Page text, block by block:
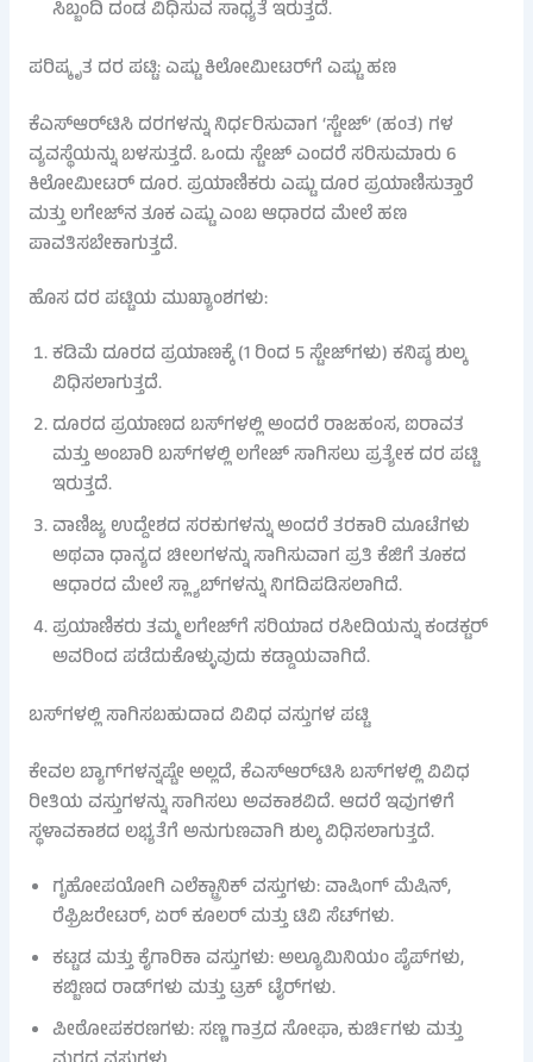
ಸಿಬ್ಬಂದಿ ದಂಡ ವಿಧಿಸುವ ಸಾಧ್ಯತೆ ಇರುತ್ತದೆ.
ಪರಿಷ್ಕೃತ ದರ ಪಟ್ಟಿ: ಎಷ್ಟು ಕಿಲೋಮೀಟರ್‌ಗೆ ಎಷ್ಟು ಹಣ
ಕೆಎಸ್ಆರ್‌ಟಿಸಿ ದರಗಳನ್ನು ನಿರ್ಧರಿಸುವಾಗ ‘ಸ್ಟೇಜ್’ (ಹಂತ) ಗಳ
ವ್ಯವಸ್ಥೆಯನ್ನು ಬಳಸುತ್ತದೆ. ಒಂದು ಸ್ಟೇಜ್ ಎಂದರೆ ಸರಿಸುಮಾರು 6
ಕಿಲೋಮೀಟರ್ ದೂರ. ಪ್ರಯಾಣಿಕರು ಎಷ್ಟು ದೂರ ಪ್ರಯಾಣಿಸುತ್ತಾರೆ
ಮತ್ತು ಲಗೇಜ್‌ನ ತೂಕ ಎಷ್ಟು ಎಂಬ ಆಧಾರದ ಮೇಲೆ ಹಣ
ಪಾವತಿಸಬೇಕಾಗುತ್ತದೆ.
ಹೊಸ ದರ ಪಟ್ಟಿಯ ಮುಖ್ಯಾಂಶಗಳು:
ಕಡಿಮೆ ದೂರದ ಪ್ರಯಾಣಕ್ಕೆ (1 ರಿಂದ 5 ಸ್ಟೇಜ್‌ಗಳು) ಕನಿಷ್ಠ ಶುಲ್ಕ
ವಿಧಿಸಲಾಗುತ್ತದೆ.
ದೂರದ ಪ್ರಯಾಣದ ಬಸ್‌ಗಳಲ್ಲಿ ಅಂದರೆ ರಾಜಹಂಸ, ಐರಾವತ
ಮತ್ತು ಅಂಬಾರಿ ಬಸ್‌ಗಳಲ್ಲಿ ಲಗೇಜ್ ಸಾಗಿಸಲು ಪ್ರತ್ಯೇಕ ದರ ಪಟ್ಟಿ
ಇರುತ್ತದೆ.
ವಾಣಿಜ್ಯ ಉದ್ದೇಶದ ಸರಕುಗಳನ್ನು ಅಂದರೆ ತರಕಾರಿ ಮೂಟೆಗಳು
ಅಥವಾ ಧಾನ್ಯದ ಚೀಲಗಳನ್ನು ಸಾಗಿಸುವಾಗ ಪ್ರತಿ ಕೆಜಿಗೆ ತೂಕದ
ಆಧಾರದ ಮೇಲೆ ಸ್ಲ್ಯಾಬ್‌ಗಳನ್ನು ನಿಗದಿಪಡಿಸಲಾಗಿದೆ.
ಪ್ರಯಾಣಿಕರು ತಮ್ಮ ಲಗೇಜ್‌ಗೆ ಸರಿಯಾದ ರಸೀದಿಯನ್ನು ಕಂಡಕ್ಟರ್
ಅವರಿಂದ ಪಡೆದುಕೊಳ್ಳುವುದು ಕಡ್ಡಾಯವಾಗಿದೆ.
ಬಸ್‌ಗಳಲ್ಲಿ ಸಾಗಿಸಬಹುದಾದ ವಿವಿಧ ವಸ್ತುಗಳ ಪಟ್ಟಿ
ಕೇವಲ ಬ್ಯಾಗ್‌ಗಳನ್ನಷ್ಟೇ ಅಲ್ಲದೆ, ಕೆಎಸ್ಆರ್‌ಟಿಸಿ ಬಸ್‌ಗಳಲ್ಲಿ ವಿವಿಧ
ರೀತಿಯ ವಸ್ತುಗಳನ್ನು ಸಾಗಿಸಲು ಅವಕಾಶವಿದೆ. ಆದರೆ ಇವುಗಳಿಗೆ
ಸ್ಥಳಾವಕಾಶದ ಲಭ್ಯತೆಗೆ ಅನುಗುಣವಾಗಿ ಶುಲ್ಕ ವಿಧಿಸಲಾಗುತ್ತದೆ.
ಗೃಹೋಪಯೋಗಿ ಎಲೆಕ್ಟ್ರಾನಿಕ್ ವಸ್ತುಗಳು: ವಾಷಿಂಗ್ ಮೆಷಿನ್,
ರೆಫ್ರಿಜರೇಟರ್, ಏರ್ ಕೂಲರ್ ಮತ್ತು ಟಿವಿ ಸೆಟ್‌ಗಳು.
ಕಟ್ಟಡ ಮತ್ತು ಕೈಗಾರಿಕಾ ವಸ್ತುಗಳು: ಅಲ್ಯೂಮಿನಿಯಂ ಪೈಪ್‌ಗಳು,
ಕಬ್ಬಿಣದ ರಾಡ್‌ಗಳು ಮತ್ತು ಟ್ರಕ್ ಟೈರ್‌ಗಳು.
ಪೀಠೋಪಕರಣಗಳು: ಸಣ್ಣ ಗಾತ್ರದ ಸೋಫಾ, ಕುರ್ಚಿಗಳು ಮತ್ತು